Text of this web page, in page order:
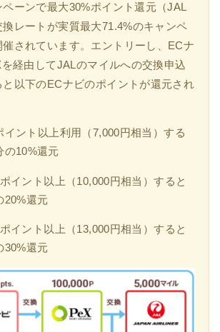
ーンで最大30%ポイント還元（JAL
換レートが実質最大71.4%のキャンペ
催 されています。エントリーし、ECナ
を経由してJALのマイルへの交換申込
と以下のECナビのポイントが還元され
イント以上利用（7,000円相当）する
の10%還元
イント以上（10,000円相当）すると
20%還元
イント以上（13,000円相当）すると
30%還元